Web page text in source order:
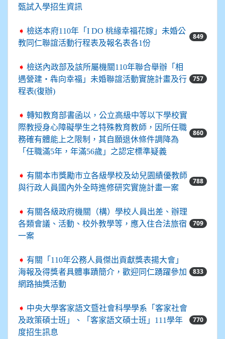
甄試入學招生資訊
➧ 檢送本府110年「I DO 桃緣幸福花嫁」未婚公
教同仁聯誼活動行程表及報名表各1份
849
➧ 檢送內政部及該所屬機關110年聯合舉辦「相
遇營建‧犇向幸福」未婚聯誼活動實施計畫及行
程表(復辦)
757
➧ 轉知教育部書函以，公立高級中等以下學校實
際教授身心障礙學生之特殊教育教師，因所任職
務確有體能上之限制，其自願退休條件調降為
「任職滿5年，年滿56歲」之認定標準疑義
860
➧ 有關本市獎勵市立各級學校及幼兒園績優教師
與行政人員國內外全時進修研究實施計畫一案
788
➧ 有關各級政府機關（構）學校人員出差、辦理
各類會議、活動、校外教學等，應入住合法旅宿
一案
709
➧ 有關「110年公務人員傑出貢獻獎表揚大會」
海報及得獎者具體事蹟簡介，歡迎同仁踴躍參加
網路抽獎活動
833
➧ 中央大學客家語文暨社會科學學系「客家社會
及政策碩士班」、「客家語文碩士班」111學年
度招生訊息
770